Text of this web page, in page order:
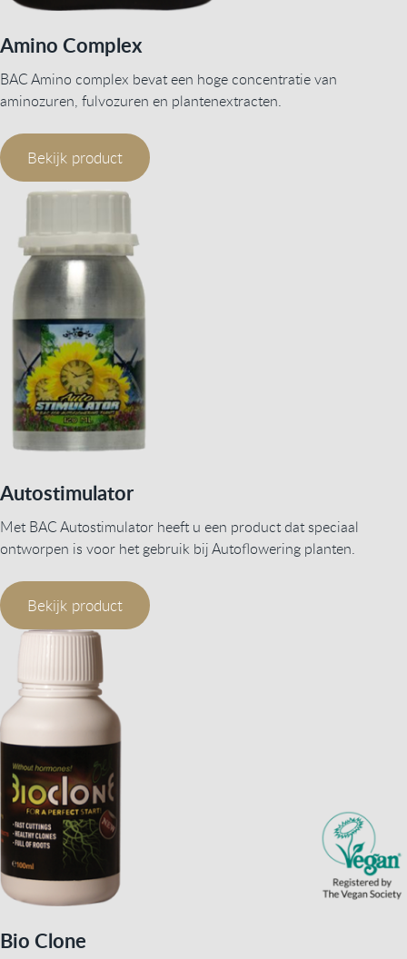
Amino Complex
BAC Amino complex bevat een hoge concentratie van
aminozuren, fulvozuren en plantenextracten.
Bekijk product
Autostimulator
Met BAC Autostimulator heeft u een product dat speciaal
ontworpen is voor het gebruik bij Autoflowering planten.
Bekijk product
Bio Clone